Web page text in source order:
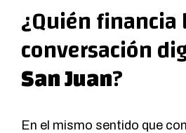
¿Quién financia
conversación
San Juan?
En el mismo sentido que